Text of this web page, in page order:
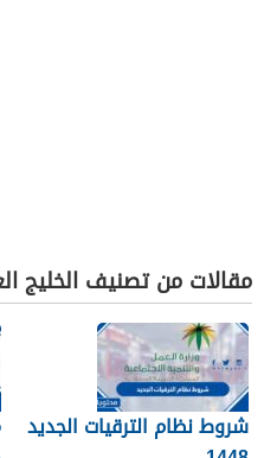
مقالات من تصنيف الخليج
شروط نظام الترقيات الجديد